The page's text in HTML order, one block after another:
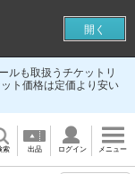
ルも取扱うチケットリ
ト価格は定価より安い
索 出品 ログイン メニュー
開く